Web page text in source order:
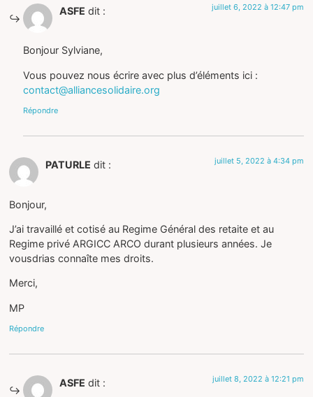
ASFE dit : juillet 6, 2022 à 12:47 pm
Bonjour Sylviane,
Vous pouvez nous écrire avec plus d’éléments ici :
contact@alliancesolidaire.org
Répondre
PATURLE dit : juillet 5, 2022 à 4:34 pm
Bonjour,
J’ai travaillé et cotisé au Regime Général des retaite et au
Regime privé ARGICC ARCO durant plusieurs années. Je
vousdrias connaîte mes droits.
Merci,
MP
Répondre
ASFE dit : juillet 8, 2022 à 12:21 pm